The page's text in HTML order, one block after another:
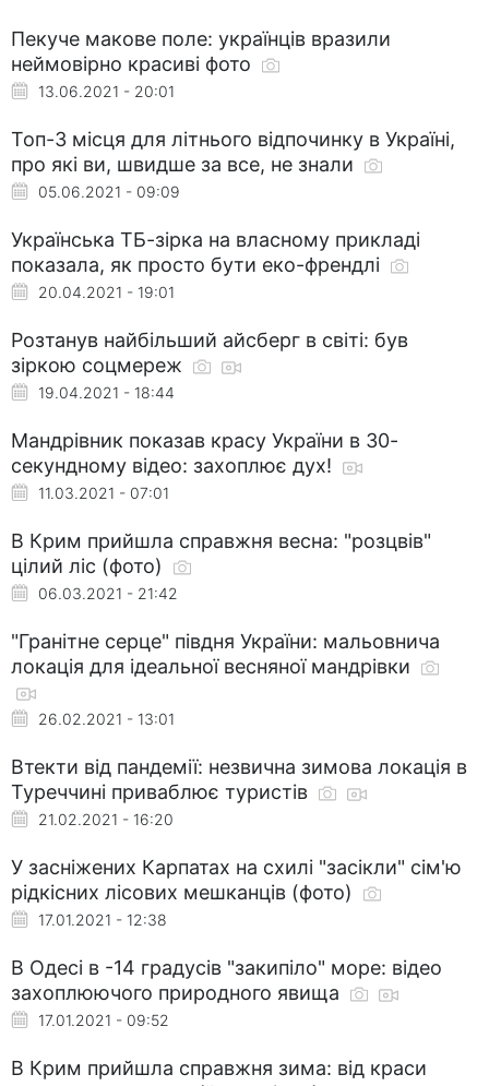
Пекуче макове поле: українців вразили
неймовірно красиві фото
13.06.2021 - 20:01
Топ-3 місця для літнього відпочинку в Україні,
про які ви, швидше за все, не знали
05.06.2021 - 09:09
Українська ТБ-зірка на власному прикладі
показала, як просто бути еко-френдлі
20.04.2021 - 19:01
Розтанув найбільший айсберг в світі: був
зіркою соцмереж
19.04.2021 - 18:44
Мандрівник показав красу України в 30-
секундному відео: захоплює дух!
11.03.2021 - 07:01
В Крим прийшла справжня весна: "розцвів"
цілий ліс (фото)
06.03.2021 - 21:42
"Гранітне серце" півдня України: мальовнича
локація для ідеальної весняної мандрівки
26.02.2021 - 13:01
Втекти від пандемії: незвична зимова локація в
Туреччині приваблює туристів
21.02.2021 - 16:20
У засніжених Карпатах на схилі "засікли" сім'ю
рідкісних лісових мешканців (фото)
17.01.2021 - 12:38
В Одесі в -14 градусів "закипіло" море: відео
захоплюючого природного явища
17.01.2021 - 09:52
В Крим прийшла справжня зима: від краси